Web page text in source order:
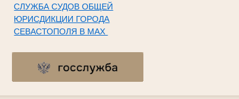
СЛУЖБА СУДОВ ОБЩЕЙ
ЮРИСДИКЦИИ ГОРОДА
СЕВАСТОПОЛЯ В МАХ